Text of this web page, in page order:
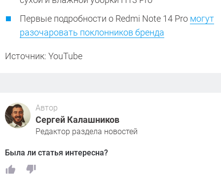
Первые подробности о Redmi Note 14 Pro могут
разочаровать поклонников бренда
Источник: YouTube
Автор
Сергей Калашников
Редактор раздела новостей
Была ли статья интересна?